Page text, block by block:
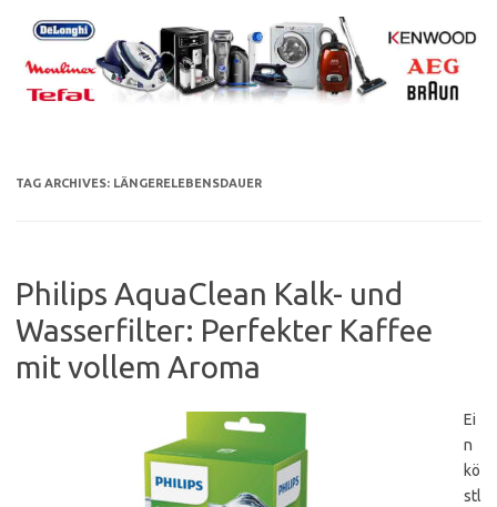
content
TAG ARCHIVES: LÄNGERELEBENSDAUER
Philips AquaClean Kalk- und
Wasserfilter: Perfekter Kaffee
mit vollem Aroma
Ei
n
kö
stl